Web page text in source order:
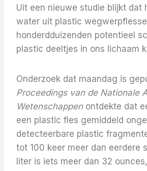
Uit een nieuwe studie blijkt dat
water uit plastic
honderdduizenden potentieel
plastic deeltjes in ons lichaam
Onderzoek dat maandag is
Proceedings van de Nationale
Wetenschappenontdekte dat
een plastic fles gemiddeld
detecteerbare plastic
tot 100 keer meer dan eerdere
liter is iets meer dan 32